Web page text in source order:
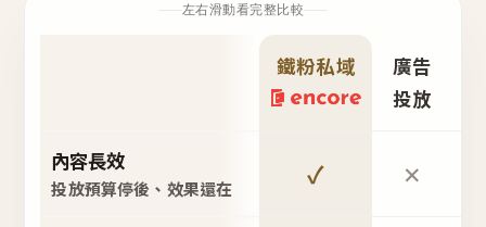
左右滑動看完整比較
鐵粉私域
廣告
投放
內容長效
投放預算停後、效果還在 ✓ ✕